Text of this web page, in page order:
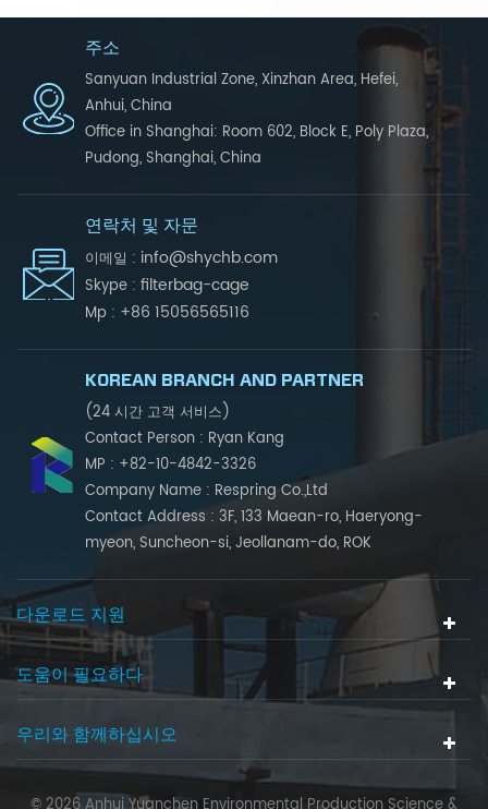
주소
Sanyuan Industrial Zone, Xinzhan Area, Hefei,
Anhui, China
Office in Shanghai: Room 602, Block E, Poly Plaza,
Pudong, Shanghai, China
연락처 및 자문
이메일 : info@shychb.com
Skype : filterbag-cage
Mp : +86 15056565116
KOREAN BRANCH AND PARTNER
(24 시간 고객 서비스)
Contact Person : Ryan Kang
MP : +82-10-4842-3326
Company Name : Respring Co.,Ltd
Contact Address : 3F, 133 Maean-ro, Haeryong-
myeon, Suncheon-si, Jeollanam-do, ROK
다운로드 지원
도움이 필요하다
우리와 함께하십시오